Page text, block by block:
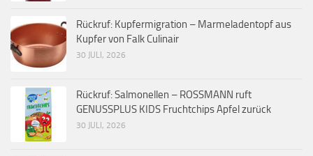
Rückruf: Kupfermigration – Marmeladentopf aus
Kupfer von Falk Culinair
30 JULI, 2026
Rückruf: Salmonellen – ROSSMANN ruft
GENUSSPLUS KIDS Fruchtchips Apfel zurück
30 JULI, 2026